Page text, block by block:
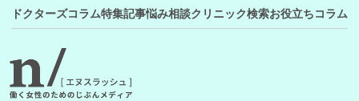
ドクターズコラム特集記事悩み相談クリニック検索お役立ちコラム